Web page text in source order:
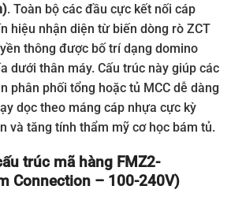
. Toàn bộ các đầu cực kết nối cáp
hiệu nhận diện từ biến dòng rò ZCT
thông được bố trí dạng domino
dưới thân máy. Cấu trúc này giúp các
phân phối tổng hoặc tủ MCC dễ dàng
dọc theo máng cáp nhựa cực kỳ
và tăng tính thẩm mỹ cơ học bám tủ.
trúc mã hàng FMZ2-
Connection – 100-240V)